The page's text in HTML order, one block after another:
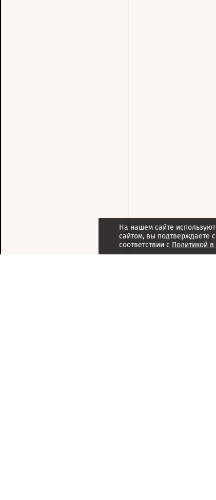
На нашем сайте
сайтом, вы подтверждаете
соответствии с Политикой